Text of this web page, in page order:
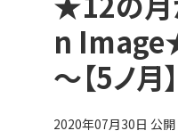
n
～【5ノ月】
2020年07月30日 公開